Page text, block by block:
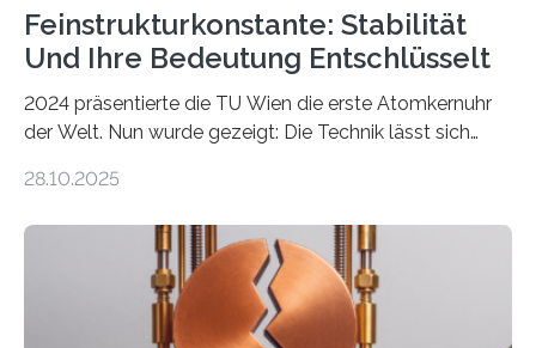
Feinstrukturkonstante: Stabilität
Und Ihre Bedeutung Entschlüsselt
2024 präsentierte die TU Wien die erste Atomkernuhr
der Welt. Nun wurde gezeigt: Die Technik lässt sich
fundamentalen Physik nachzugehen. Thorium-
Messungen verwenden. Das hatte man jahrzehntelang
vermutet, weltweit war nach den passenden
Atomkern-Zuständen gesucht worden, 2024 gelang
einem Team der TU Wien mit Unterstützung
28.10.2025